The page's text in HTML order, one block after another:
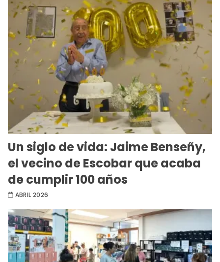
Un siglo de vida: Jaime Benseñy,
el vecino de Escobar que acaba
de cumplir 100 años
ABRIL 2026